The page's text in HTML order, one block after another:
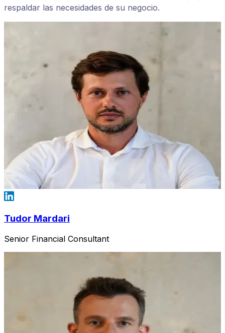
respaldar las necesidades de su negocio.
Tudor Mardari
Senior Financial Consultant